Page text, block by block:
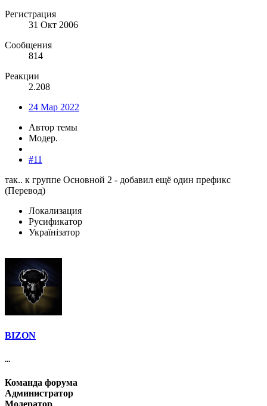
Регистрация
31 Окт 2006
Сообщения
814
Реакции
2.208
24 Мар 2022
Автор темы
Модер.
#11
так.. к группе Основной 2 - добавил ещё один префикс
(Перевод)
Локализация
Русификатор
Українізатор
BIZON
...
Команда форума
Администратор
Модератор